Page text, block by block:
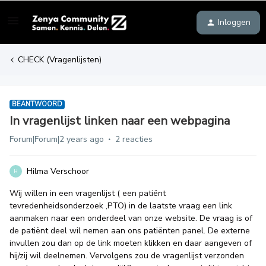
Inloggen
CHECK (Vragenlijsten)
BEANTWOORD
In vragenlijst linken naar een webpagina
Forum|Forum|2 years ago 2 reacties
H
Hilma Verschoor
Wij willen in een vragenlijst ( een patiënt
tevredenheidsonderzoek ,PTO) in de laatste vraag een link
aanmaken naar een onderdeel van onze website. De vraag is of
de patiënt deel wil nemen aan ons patiënten panel. De externe
invullen zou dan op de link moeten klikken en daar aangeven of
hij/zij wil deelnemen. Vervolgens zou de vragenlijst verzonden